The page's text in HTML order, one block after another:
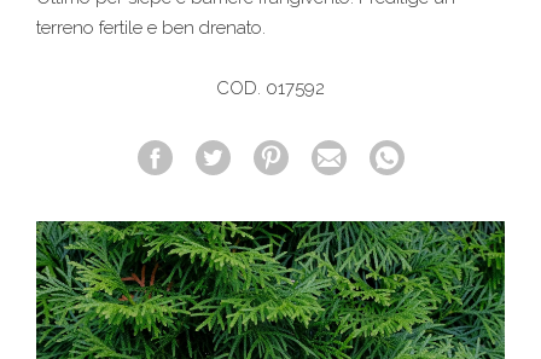
terreno fertile e ben drenato.
COD. 017592